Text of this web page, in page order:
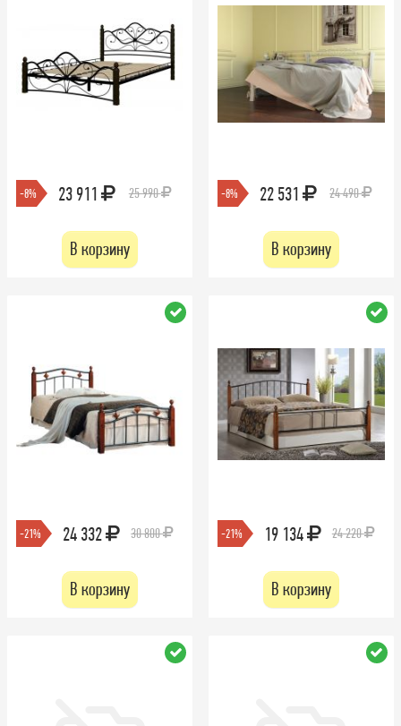
-8% 23 911 25 990
В корзину
-8% 22 531 24 490
В корзину
-21% 24 332 30 800
В корзину
-21% 19 134 24 220
В корзину